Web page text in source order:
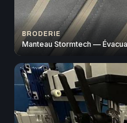
BRODERIE
Manteau Stormtech —